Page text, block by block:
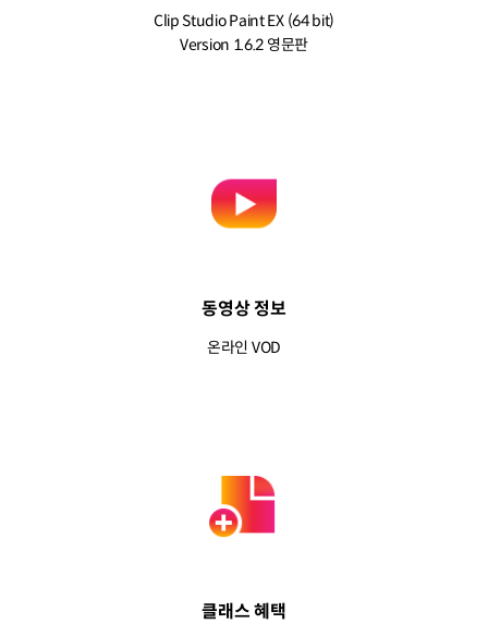
Clip Studio Paint EX (64 bit)
Version 1.6.2 영문판
동영상 정보
온라인 VOD
클래스 혜택